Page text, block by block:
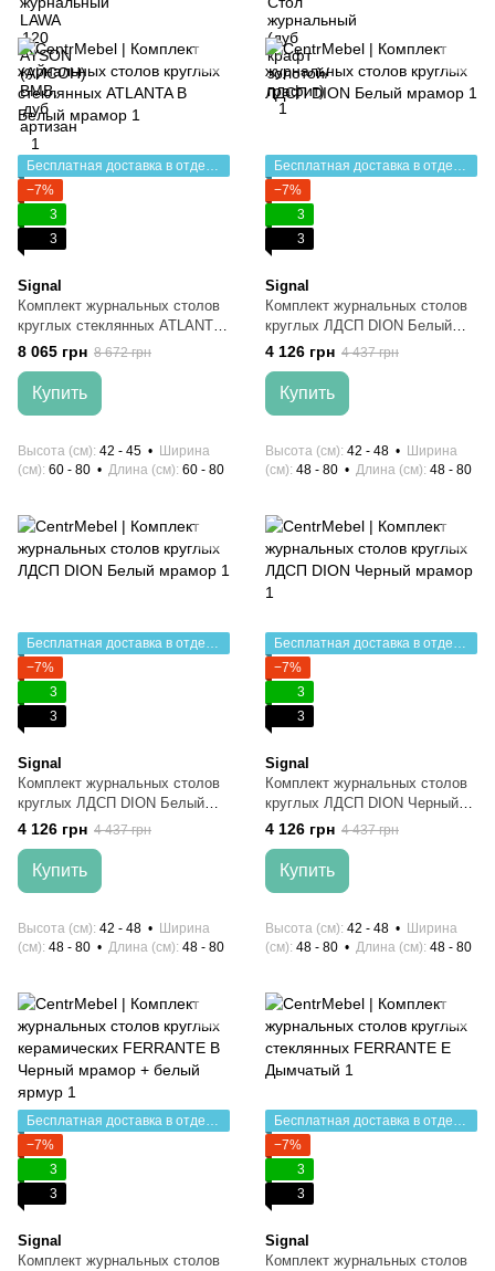
Бесплатная доставка в отделение НП
−7%
3
3
Signal
Комплект журнальных столов
круглых стеклянных ATLANTA
B Белый мрамор
8 065 грн 8 672 грн
Купить
Высота (см) 42 - 45
Ширина
(см) 60 - 80 Длина (см) 60 - 80
Бесплатная доставка в отделение НП
−7%
3
3
Signal
Комплект журнальных столов
круглых ЛДСП DION Белый
мрамор
4 126 грн 4 437 грн
Купить
Высота (см) 42 - 48
Ширина
(см) 48 - 80 Длина (см) 48 - 80
Бесплатная доставка в отделение НП
−7%
3
3
Signal
Комплект журнальных столов
круглых ЛДСП DION Белый
мрамор
4 126 грн 4 437 грн
Купить
Высота (см) 42 - 48
Ширина
(см) 48 - 80 Длина (см) 48 - 80
Бесплатная доставка в отделение НП
−7%
3
3
Signal
Комплект журнальных столов
круглых ЛДСП DION Черный
мрамор
4 126 грн 4 437 грн
Купить
Высота (см) 42 - 48
Ширина
(см) 48 - 80 Длина (см) 48 - 80
Бесплатная доставка в отделение НП
−7%
3
3
Signal
Комплект журнальных столов
Бесплатная доставка в отделение НП
−7%
3
3
Signal
Комплект журнальных столов